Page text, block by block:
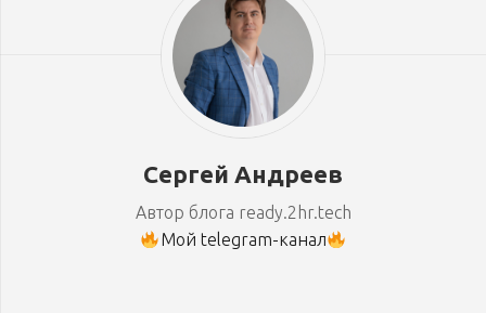
Сергей Андреев
Автор блога ready.2hr.tech
Мой telegram-канал